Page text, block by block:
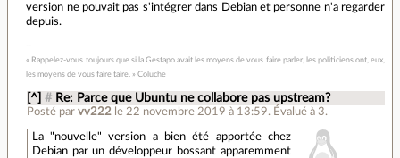
version ne pouvait pas s'intégrer dans Debian et personne n'a regarder
depuis.
« Rappelez-vous toujours que si la Gestapo avait les moyens de vous faire parler, les politiciens ont, eux,
les moyens de vous faire taire. » Coluche
[^] # Re: Parce que Ubuntu ne collabore pas upstream?
Posté par vv222 le 22 novembre 2019 à 13:59. Évalué à 3.
La "nouvelle" version a bien été apportée chez
Debian par un développeur bossant apparemment